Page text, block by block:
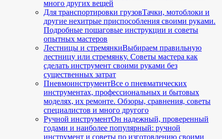
много других вещей
Для транспортировки грузовТачки, мотоблоки и
другие нехитрые приспособления своими руками.
Подробные пошаговые инструкции и советы
опытных мастеров
Лестницы и стремянкиВыбираем правильную
лестницу или стремянку. Советы мастера как
сделать инструмент своими руками без
существенных затрат
ПневмоинструментВсе о пневматических
инструментах, профессиональных и бытовых
моделях, их ремонте. Обзоры, сравнения, советы
специалистов и много другого
Ручной инструментОн надежный, проверенный
годами и наиболее популярный: ручной
инструмент и советы по изготовлению своими